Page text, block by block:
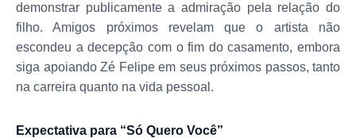
demonstrar publicamente a admiração pela relação do
filho. Amigos próximos revelam que o artista não
escondeu a decepção com o fim do casamento, embora
siga apoiando Zé Felipe em seus próximos passos, tanto
na carreira quanto na vida pessoal.
Expectativa para “Só Quero Você”